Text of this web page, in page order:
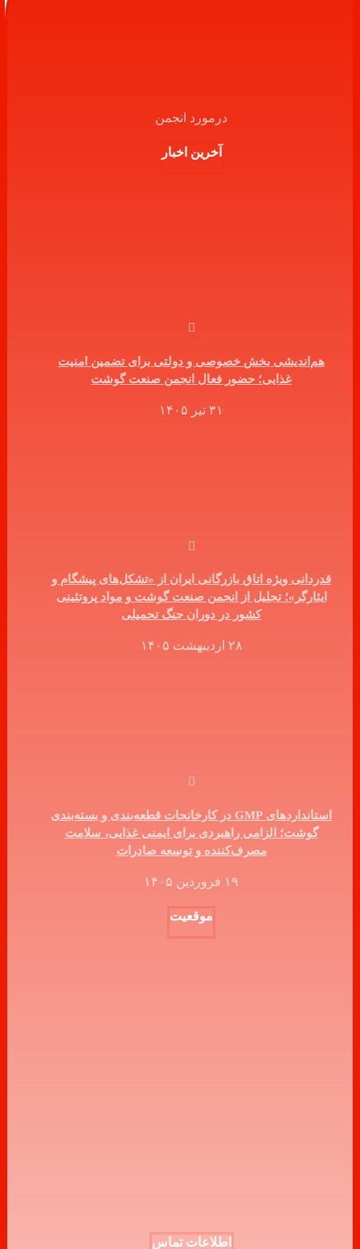
درمورد انجمن
آخرین اخبار
هم‌اندیشی بخش خصوصی و دولتی برای تضمین امنیت
غذایی؛ حضور فعال انجمن صنعت گوشت
۳۱ تیر ۱۴۰۵
قدردانی ویژه اتاق بازرگانی ایران از «تشکل‌های پیشگام و
ایثارگر»؛ تجلیل از انجمن صنعت گوشت و مواد پروتئینی
کشور در دوران جنگ تحمیلی
۲۸ اردیبهشت ۱۴۰۵
استانداردهای GMP در کارخانجات قطعه‌بندی و بسته‌بندی
گوشت؛ الزامی راهبردی برای ایمنی غذایی، سلامت
مصرف‌کننده و توسعه صادرات
۱۹ فروردین ۱۴۰۵
موقعیت
اطلاعات تماس